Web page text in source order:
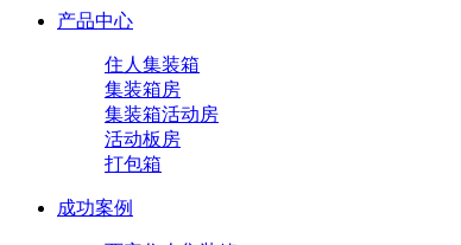
产品中心
住人集装箱
集装箱房
集装箱活动房
活动板房
打包箱
成功案例